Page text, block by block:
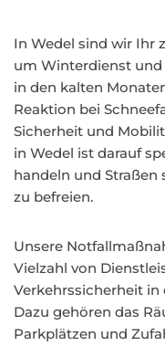
In Wedel sind wir Ihr
um Winterdienst
in den kalten
Reaktion bei
Sicherheit und
in Wedel ist darauf
handeln und Straßen
zu befreien.
Unsere
Vielzahl von
Verkehrssicherheit in
Dazu gehören das
Parkplätzen und